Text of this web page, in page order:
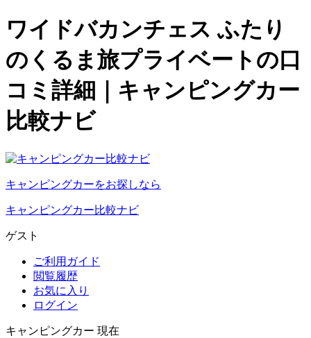
ワイドバカンチェス ふたり
のくるま旅プライベートの口
コミ詳細｜キャンピングカー
比較ナビ
キャンピングカーをお探しなら
キャンピングカー比較ナビ
ゲスト
ご利用ガイド
閲覧履歴
お気に入り
ログイン
キャンピングカー 現在